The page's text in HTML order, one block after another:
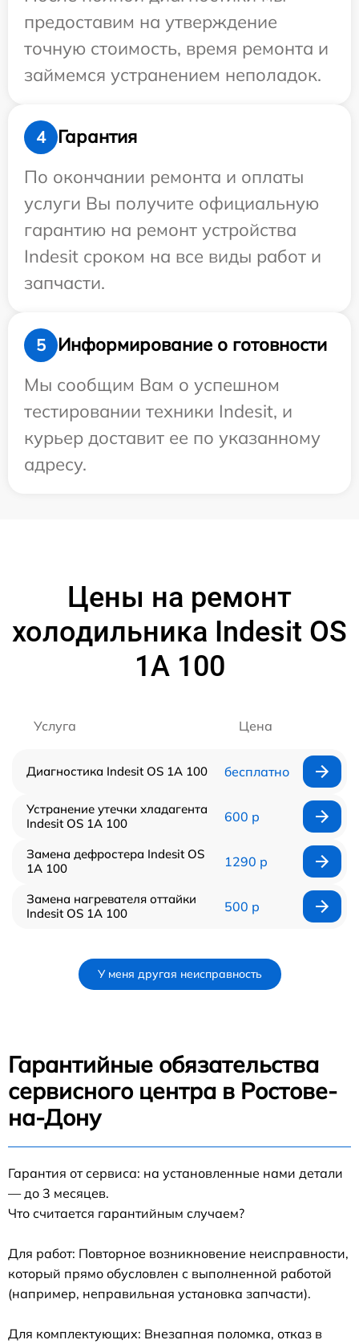
предоставим на утверждение
точную стоимость, время ремонта и
займемся устранением неполадок.
4
Гарантия
По окончании ремонта и оплаты
услуги Вы получите официальную
гарантию на ремонт устройства
Indesit сроком на все виды работ и
запчасти.
5
Информирование о готовности
Мы сообщим Вам о успешном
тестировании техники Indesit, и
курьер доставит ее по указанному
адресу.
Цены на ремонт
холодильника Indesit OS
1A 100
Услуга Цена
Диагностика Indesit OS 1A 100 бесплатно
Устранение утечки хладагента
Indesit OS 1A 100
600 р
Замена дефростера Indesit OS
1A 100
1290 р
Замена нагревателя оттайки
Indesit OS 1A 100
500 р
У меня другая неисправность
Гарантийные обязательства
сервисного центра в Ростове-
на-Дону
Гарантия от сервиса: на установленные нами детали
— до 3 месяцев.
Что считается гарантийным случаем?
Для работ: Повторное возникновение неисправности,
который прямо обусловлен с выполненной работой
(например, неправильная установка запчасти).
Для комплектующих: Внезапная поломка, отказ в